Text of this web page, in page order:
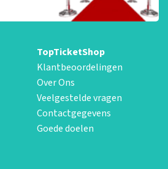
TopTicketShop
Klantbeoordelingen
Over Ons
Veelgestelde vragen
Contactgegevens
Goede doelen